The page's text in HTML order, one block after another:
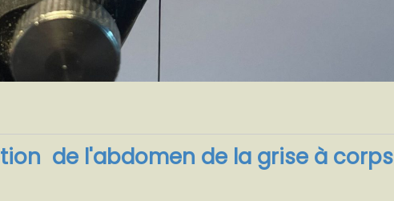
de l'abdomen de la grise à corps